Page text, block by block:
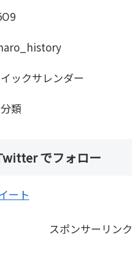
ックサレンダー
類
でフォロー
ート
スポンサーリンク